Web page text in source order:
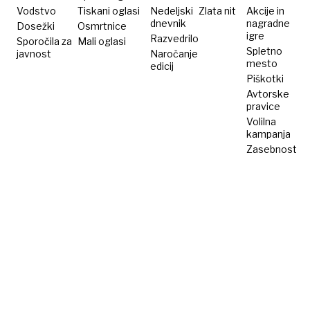
vojaških
dronov
točke
orožje
Vodstvo
Dosežki
Sporočila za
javnost
Tiskani oglasi
Osmrtnice
Mali oglasi
Nedeljski
dnevnik
Razvedrilo
Naročanje
edicij
Zlata nit
Akcije in
nagradne
igre
Spletno
mesto
Piškotki
Avtorske
pravice
Volilna
kampanja
Zasebnost